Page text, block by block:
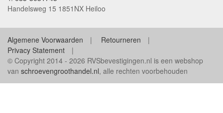
Handelsweg 15 1851NX Heiloo
Algemene Voorwaarden
Retourneren
Privacy Statement
© Copyright 2014 - 2026 RVSbevestigingen.nl is een webshop
van schroevengroothandel.nl, alle rechten voorbehouden